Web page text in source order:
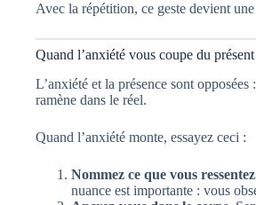
Avec la répétition, ce geste devient
Quand l’anxiété vous coupe du présent
L’anxiété et la présence sont
ramène dans le réel.
Quand l’anxiété monte, essayez ceci :
Nommez ce que vous
nuance est importante : vous